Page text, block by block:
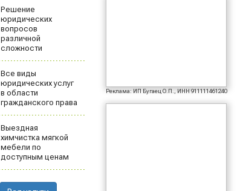
Решение
юридических
вопросов
различной
сложности
Все виды
юридических услуг
в области
гражданского права
Выездная
химчистка мягкой
мебели по
доступным ценам
Реклама: ИП Бугаец О.П., ИНН 911111461240